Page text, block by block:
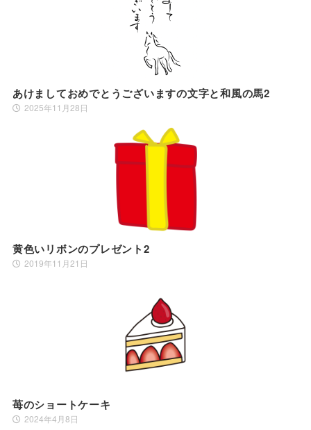
あけましておめでとうございますの文字と和風の馬2
2025年11月28日
黄色いリボンのプレゼント2
2019年11月21日
苺のショートケーキ
2024年4月8日